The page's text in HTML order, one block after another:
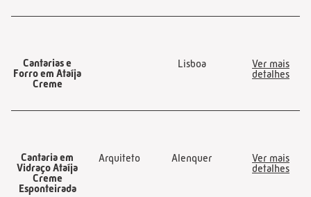
Cantarias e
Forro em Ataíja
Creme
Lisboa
Ver mais
detalhes
Cantaria em
Vidraço Ataíja
Creme
Esponteirada
Arquiteto Alenquer
Ver mais
detalhes